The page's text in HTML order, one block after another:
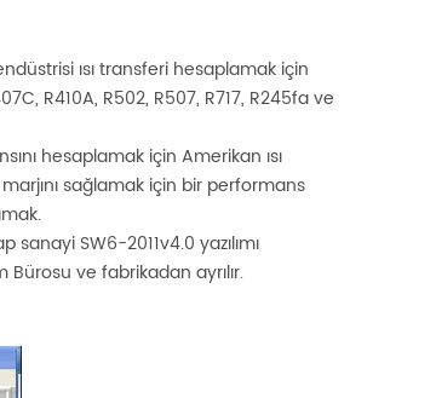
ısı transferi hesaplamak için
R410A, R502, R507, R717, R245fa ve
hesaplamak için Amerikan ısı
marjını sağlamak için bir performans
sanayi SW6-2011v4.0 yazılımı
ve fabrikadan ayrılır.